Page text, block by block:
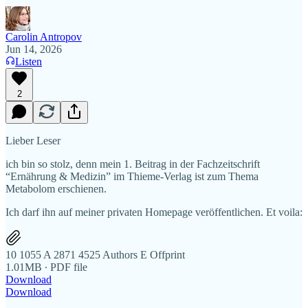
Carolin Antropov
Jun 14, 2026
Listen
2
Lieber Leser
ich bin so stolz, denn mein 1. Beitrag in der Fachzeitschrift
“Ernährung & Medizin” im Thieme-Verlag ist zum Thema
Metabolom erschienen.
Ich darf ihn auf meiner privaten Homepage veröffentlichen. Et voila:
10 1055 A 2871 4525 Authors E Offprint
1.01MB ∙ PDF file
Download
Download